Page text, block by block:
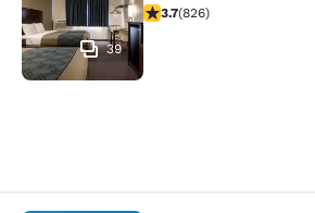
39
3.69 étoiles. Bien. 826
3.7(826)